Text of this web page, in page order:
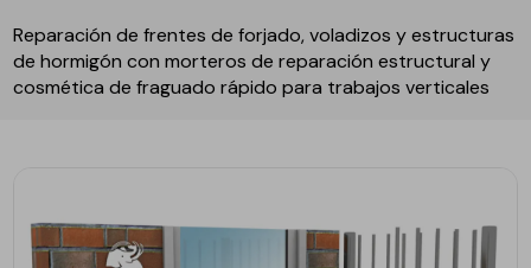
Reparación de frentes de forjado, voladizos y estructuras
de hormigón con morteros de reparación estructural y
cosmética de fraguado rápido para trabajos verticales